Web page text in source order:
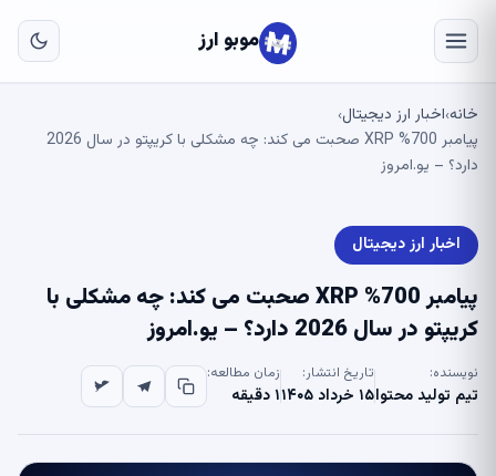
موبو ارز
خانه›اخبار ارز دیجیتال›
پیامبر 700% XRP صحبت می کند: چه مشکلی با کریپتو در سال 2026
دارد؟ – یو.امروز
اخبار ارز دیجیتال
پیامبر 700% XRP صحبت می کند: چه مشکلی با
کریپتو در سال 2026 دارد؟ – یو.امروز
نویسنده:
تیم تولید محتوا
تاریخ انتشار:
۱۵ خرداد ۱۴۰۵
زمان مطالعه:
۱ دقیقه